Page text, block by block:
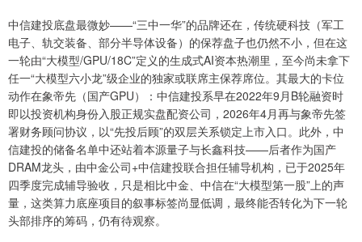
中信建投底盘最微妙——“三中一华”的品牌还在，传统硬科技（军工
电子、轨交装备、部分半导体设备）的保荐盘子也仍然不小，但在这
一轮由“大模型/GPU/18C”定义的生成式AI资本热潮里，至今尚未拿下
任一“大模型六小龙”级企业的独家或联席主保荐席位。其最大的卡位
动作在象帝先（国产GPU）：中信建投系早在2022年9月B轮融资时
即以投资机构身份入股正规实盘配资公司，2026年4月再与象帝先签
署财务顾问协议，以“先投后顾”的双层关系锁定上市入口。此外，中
信建投的储备名单中还站着本源量子与长鑫科技——后者作为国产
DRAM龙头，由中金公司+中信建投联合担任辅导机构，已于2025年
四季度完成辅导验收，只是相比中金、中信在“大模型第一股”上的声
量，这类算力底座项目的叙事标签尚显低调，最终能否转化为下一轮
头部排序的筹码，仍有待观察。